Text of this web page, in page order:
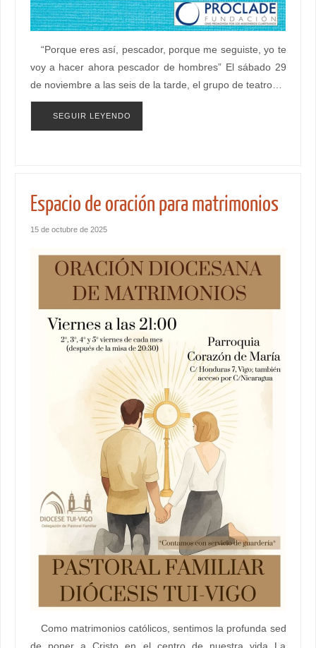
“Porque eres así, pescador, porque me seguiste, yo te
voy a hacer ahora pescador de hombres” El sábado 29
de noviembre a las seis de la tarde, el grupo de teatro…
SEGUIR LEYENDO
Espacio de oración para matrimonios
15 de octubre de 2025
Como matrimonios católicos, sentimos la profunda sed